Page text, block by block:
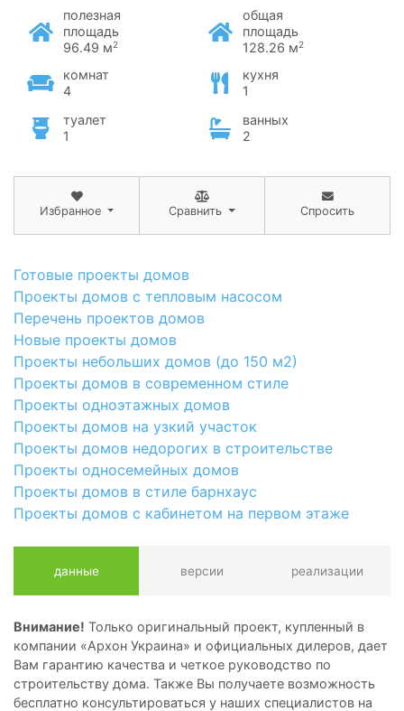
полезная
площадь
96.49 м2
общая
площадь
128.26 м2
комнат
4
кухня
1
туалет
1
ванных
2
Избранное Сравнить Спросить
Готовые проекты домов
Проекты домов с тепловым насосом
Перечень проектов домов
Новые проекты домов
Проекты небольших домов (до 150 м2)
Проекты домов в современном стиле
Проекты одноэтажных домов
Проекты домов на узкий участок
Проекты домов недорогих в строительстве
Проекты односемейных домов
Проекты домов в стиле барнхаус
Проекты домов с кабинетом на первом этаже
данные версии реализации
Внимание! Только оригинальный проект, купленный в
компании «Архон Украина» и официальных дилеров, дает
Вам гарантию качества и четкое руководство по
строительству дома. Также Вы получаете возможность
бесплатно консультироваться у наших специалистов на